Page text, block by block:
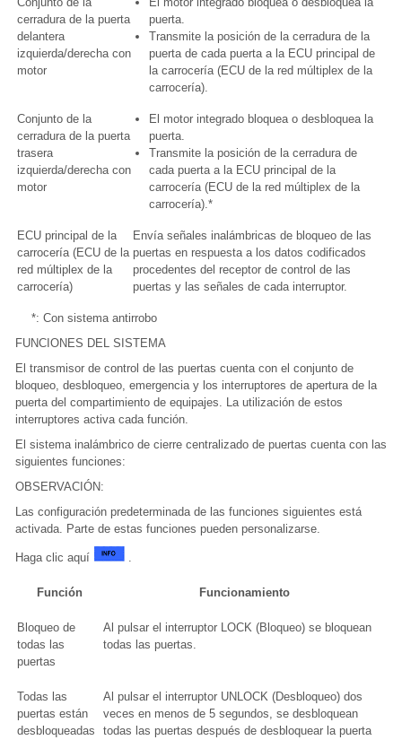
cerradura de la puerta
delantera
izquierda/derecha con
motor
puerta.
Transmite la posición de la cerradura de la
puerta de cada puerta a la ECU principal de
la carrocería (ECU de la red múltiplex de la
carrocería).
Conjunto de la
cerradura de la puerta
trasera
izquierda/derecha con
motor
El motor integrado bloquea o desbloquea la
puerta.
Transmite la posición de la cerradura de
cada puerta a la ECU principal de la
carrocería (ECU de la red múltiplex de la
carrocería).*
ECU principal de la
carrocería (ECU de la
red múltiplex de la
carrocería)
Envía señales inalámbricas de bloqueo de las
puertas en respuesta a los datos codificados
procedentes del receptor de control de las
puertas y las señales de cada interruptor.
*: Con sistema antirrobo
FUNCIONES DEL SISTEMA
El transmisor de control de las puertas cuenta con el conjunto de
bloqueo, desbloqueo, emergencia y los interruptores de apertura de la
puerta del compartimiento de equipajes. La utilización de estos
interruptores activa cada función.
El sistema inalámbrico de cierre centralizado de puertas cuenta con las
siguientes funciones:
OBSERVACIÓN:
Las configuración predeterminada de las funciones siguientes está
activada. Parte de estas funciones pueden personalizarse.
Haga clic aquí .
Función Funcionamiento
Bloqueo de
todas las
puertas
Al pulsar el interruptor LOCK (Bloqueo) se bloquean
todas las puertas.
Todas las
puertas están
desbloqueadas
Al pulsar el interruptor UNLOCK (Desbloqueo) dos
veces en menos de 5 segundos, se desbloquean
todas las puertas después de desbloquear la puerta